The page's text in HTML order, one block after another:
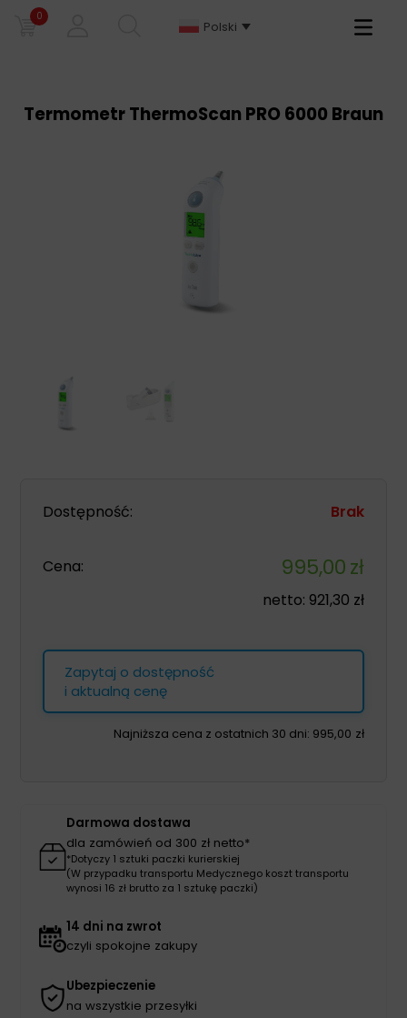
0
Polski
Primary
Termometr ThermoScan PRO 6000 Braun
Dostępność: Brak
Cena: 995,00zł
netto: 921,30 zł
Zapytaj o dostępność
i aktualną cenę
Najniższa cena z ostatnich 30 dni: 995,00 zł
Darmowa dostawa
dla zamówień od 300 zł netto*
*Dotyczy 1 sztuki paczki kurierskiej
(W przypadku transportu Medycznego koszt transportu
wynosi 16 zł brutto za 1 sztukę paczki)
14 dni na zwrot
czyli spokojne zakupy
Ubezpieczenie
na wszystkie przesyłki